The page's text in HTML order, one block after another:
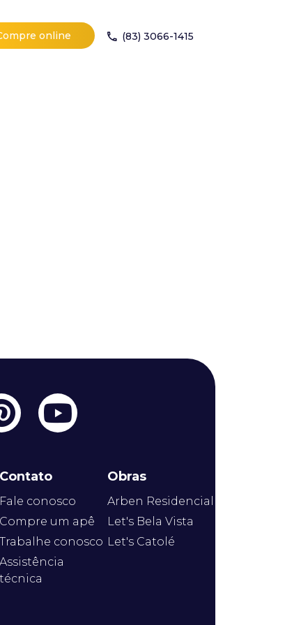
online (83) 3066-1415
Contato
Fale conosco
Compre um apê
Trabalhe conosco
Assistência
técnica
Obras
Arben Residencial
Let's Bela Vista
Let's Catolé